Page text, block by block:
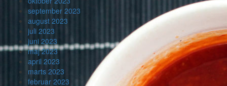
september 2023
august 2023
juli 2023
juni 2023
maj 2023
april 2023
marts 2023
februar 2023